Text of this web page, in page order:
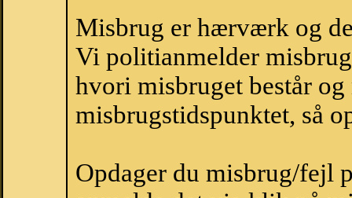
Misbrug er hærværk og
Vi politianmelder
hvori misbruget består
misbrugstidspunktet, så
Opdager du misbrug/fejl